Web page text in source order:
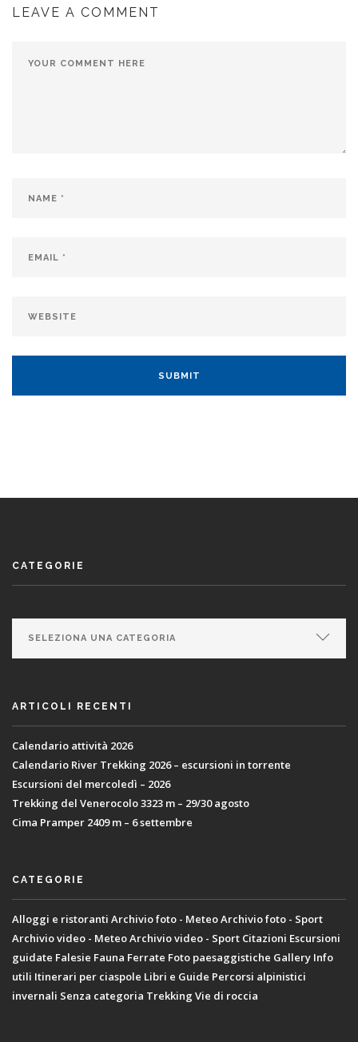
LEAVE A COMMENT
CATEGORIE
ARTICOLI RECENTI
Calendario attività 2026
Calendario River Trekking 2026 – escursioni in torrente
Escursioni del mercoledì – 2026
Trekking del Venerocolo 3323 m – 29/30 agosto
Cima Pramper 2409 m – 6 settembre
CATEGORIE
Alloggi e ristoranti Archivio foto - MeteoArchivio foto - Sport
Archivio video - MeteoArchivio video - Sport Citazioni Escursioni
guidate Falesie Fauna Ferrate Foto paesaggistiche Gallery Info
utili Itinerari per ciaspole Libri e Guide Percorsi alpinistici
invernali Senza categoria Trekking Vie di roccia